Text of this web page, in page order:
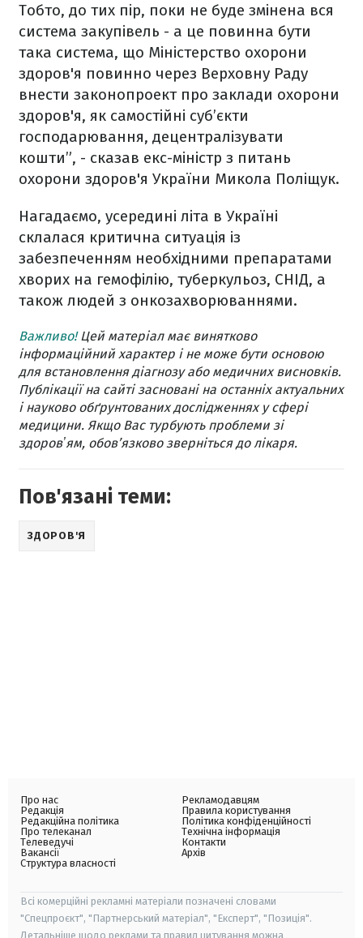
Тобто, до тих пір, поки не буде змінена вся
система закупівель - а це повинна бути
така система, що Міністерство охорони
здоров'я повинно через Верховну Раду
внести законопроект про заклади охорони
здоров'я, як самостійні суб’єкти
господарювання, децентралізувати
кошти”, - сказав екс-міністр з питань
охорони здоров'я України Микола Поліщук.
Нагадаємо, усередині літа в Україні
склалася критична ситуація із
забезпеченням необхідними препаратами
хворих на гемофілію, туберкульоз, СНІД, а
також людей з онкозахворюваннями.
Важливо!Цей матеріал має винятково
інформаційний характер і не може бути основою
для встановлення діагнозу або медичних висновків.
Публікації на сайті засновані на останніх актуальних
і науково обґрунтованих дослідженнях у сфері
медицини. Якщо Вас турбують проблеми зі
здоровʼям, обов’язково зверніться до лікаря.
Пов'язані теми:
ЗДОРОВ'Я
Про нас
Редакція
Редакційна політика
Про телеканал
Телеведучі
Вакансії
Структура власності
Рекламодавцям
Правила користування
Політика конфіденційності
Технічна інформація
Контакти
Архів
Всі комерційні рекламні матеріали позначені словами
"Спецпроєкт", "Партнерський матеріал", "Експерт", "Позиція".
Детальніше щодо реклами та правил цитування можна